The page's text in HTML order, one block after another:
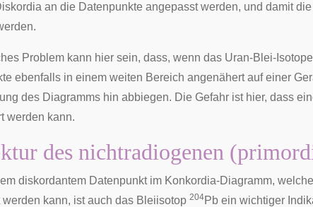
an die Datenpunkte angepasst werden, und damit
Problem kann hier sein, dass, wenn das Uran-Blei-
ebenfalls in einem weiten Bereich angenähert auf einer
des Diagramms hin abbiegen. Die Gefahr ist hier, dass
werden kann.
des nichtradiogenen
diskordantem Datenpunkt im Konkordia-Diagramm,
werden kann, ist auch das Bleiisotop 204Pb ein wichtiger